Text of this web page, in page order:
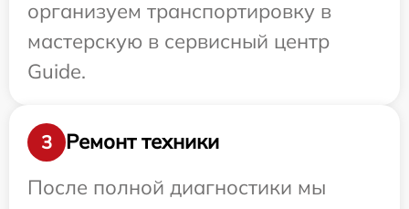
организуем транспортировку в
мастерскую в сервисный центр
Guide.
3
Ремонт техники
После полной диагностики мы